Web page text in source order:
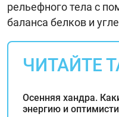
рельефного тела с
баланса белков и
ЧИТАЙТЕ
Осенняя хандра.
энергию и